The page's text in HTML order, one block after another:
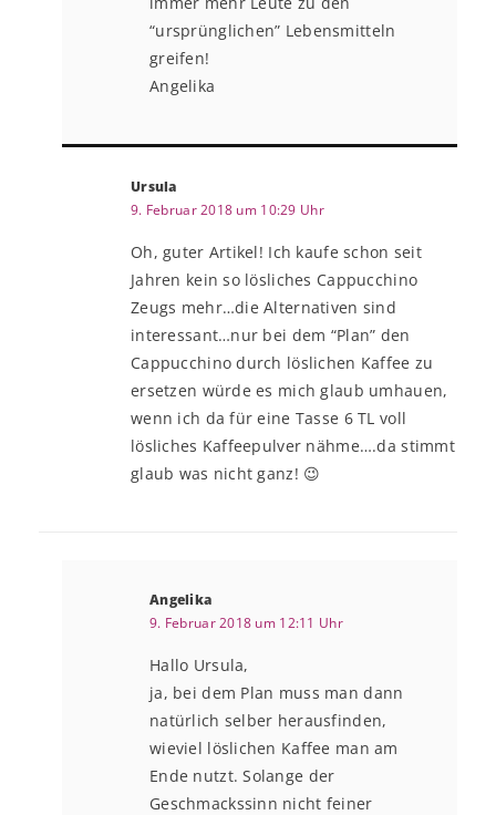
“ursprünglichen” Lebensmitteln
greifen!
Angelika
Ursula
9. Februar 2018 um 10:29 Uhr
Oh, guter Artikel! Ich kaufe schon seit
Jahren kein so lösliches Cappucchino
Zeugs mehr…die Alternativen sind
interessant…nur bei dem “Plan” den
Cappucchino durch löslichen Kaffee zu
ersetzen würde es mich glaub umhauen,
wenn ich da für eine Tasse 6 TL voll
lösliches Kaffeepulver nähme….da stimmt
glaub was nicht ganz! 😉
Angelika
9. Februar 2018 um 12:11 Uhr
Hallo Ursula,
ja, bei dem Plan muss man dann
natürlich selber herausfinden,
wieviel löslichen Kaffee man am
Ende nutzt. Solange der
Geschmackssinn nicht feiner